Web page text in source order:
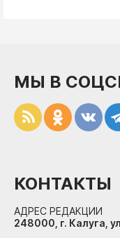
МЫ В
КОНТАКТЫ
АДРЕС РЕДАКЦИИ
248000, г. Калуга,